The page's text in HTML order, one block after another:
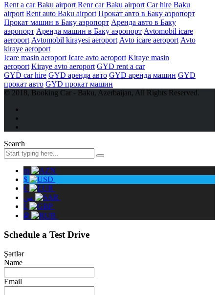
Rent a car Baku airport Renr car Baku airport Car hire Baku
airport Rent auto Baku airport Прокат авто в Баку аэропорт
Прокат машин в Баку аэропорт Аренда авто в Баку
аэропорт Аренда машин в Баку аэропорт Avtomobil icare
aeroport Avtomobil kirayesi aeroport Avto icare aeroport Avto
kiraye aeroport
Icare masin aeroport Icare avto aeroport Kiraye masin
aeroport Kiraye avto aeroport GYD rent a car
GYD car hire GYD аренда авто GYD аренда машин GYD
прокат авто GYD прокат машин
© 2018, Booking Car - Baku, Azerbaijan, All Rights Reserved.
Search
m
$
€
س
£
Ք
Schedule a Test Drive
Şərtlər
Name
Email